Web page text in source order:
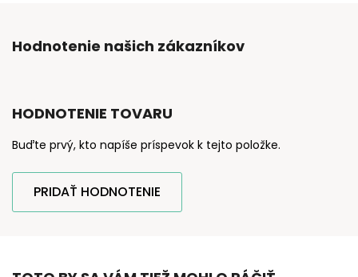
Hodnotenie našich zákazníkov
HODNOTENIE TOVARU
Buďte prvý, kto napíše príspevok k tejto položke.
PRIDAŤ HODNOTENIE